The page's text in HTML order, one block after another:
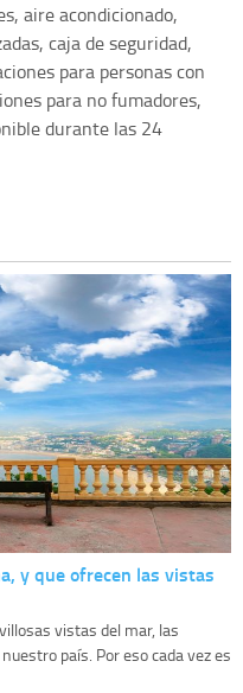
aire acondicionado,
caja de seguridad,
para personas con
para no fumadores,
durante las 24
y que ofrecen las vistas
vistas del mar, las
país. Por eso cada vez es